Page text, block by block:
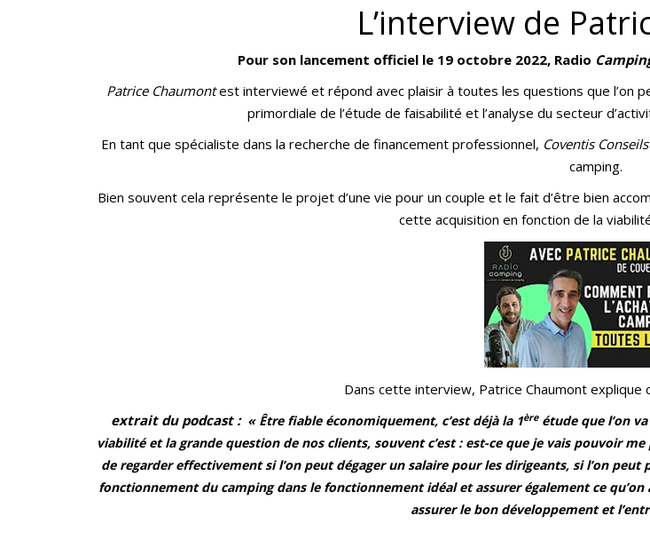
L’interview de
Pour son lancement officiel le 19 octobre 2022, Radio
Patrice Chaumontest interviewé et répond avec plaisir à toutes les questions que l’on
primordiale de l’étude de faisabilité et l’analyse du secteur
En tant que spécialiste dans la recherche de financement professionnel, Coventis Conseils
camping.
Bien souvent cela représente le projet d’une vie pour un couple et le fait d’être bien
cette acquisition en fonction de la
Dans cette interview, Patrice Chaumont explique
extrait du podcast : « Être fiable économiquement, c’est déjà la 1èreétude que l’on
viabilité et la grande question de nos clients, souvent c’est : est-ce que je vais pouvoir
de regarder effectivement si l’on peut dégager un salaire pour les dirigeants, si l’on
fonctionnement du camping dans le fonctionnement idéal et assurer également ce
assurer le bon développement et